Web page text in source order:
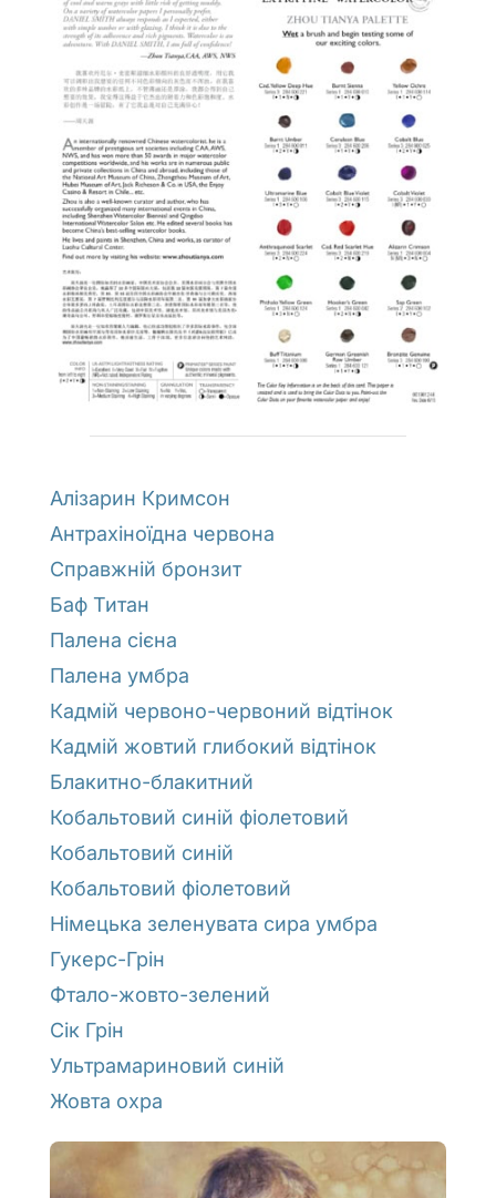
Алізарин Кримсон
Антрахіноїдна червона
Справжній бронзит
Баф Титан
Палена сієна
Палена умбра
Кадмій червоно-червоний відтінок
Кадмій жовтий глибокий відтінок
Блакитно-блакитний
Кобальтовий синій фіолетовий
Кобальтовий синій
Кобальтовий фіолетовий
Німецька зеленувата сира умбра
Гукерс-Грін
Фтало-жовто-зелений
Сік Грін
Ультрамариновий синій
Жовта охра